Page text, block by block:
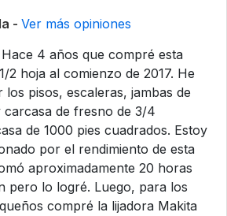
- Ver más opiniones
Hace 4 años que compré esta
2 hoja al comienzo de 2017. He
los pisos, escaleras, jambas de
de fresno de 3/4
de 1000 pies cuadrados. Estoy
por el rendimiento de esta
aproximadamente 20 horas
pero lo logré. Luego, para los
compré la lijadora Makita